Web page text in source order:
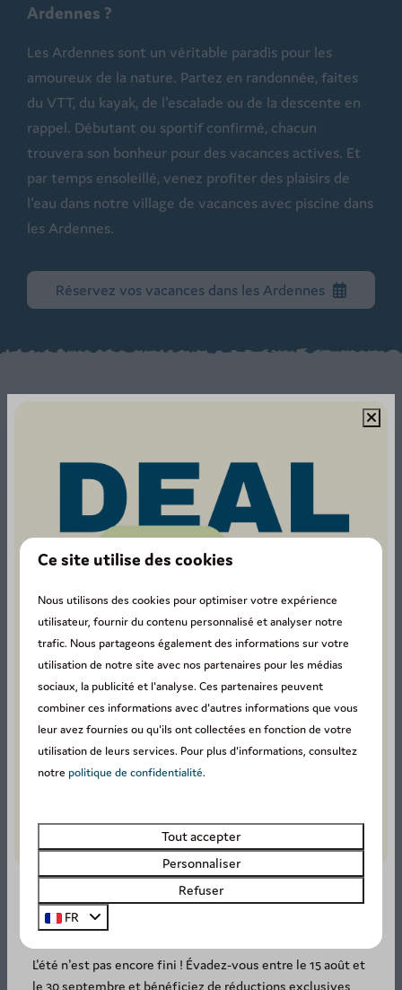
Ardennes ?
Les Ardennes sont un véritable paradis pour les
amoureux de la nature. Partez en randonnée, faites
du VTT, du kayak, de l'escalade ou de la descente en
rappel. Débutant ou sportif confirmé, chacun
trouvera son bonheur pour des vacances actives. Et
par temps ensoleillé, venez profiter des plaisirs de
l'eau dans notre village de vacances avec piscine dans
les Ardennes.
Réservez vos vacances dans les Ardennes
Piscine extérieure
Aire de jeux
Animations pendant les vacances
Bar avec terrasse
Balayez pour plus d'images →
SUMMER DEAL: -20%! ☀️
L'été n'est pas encore fini ! Évadez-vous entre le 15 août et
le 30 septembre et bénéficiez de réductions exclusives
Ce site utilise des cookies
Nous utilisons des cookies pour optimiser votre expérience
utilisateur, fournir du contenu personnalisé et analyser notre
trafic. Nous partageons également des informations sur votre
utilisation de notre site avec nos partenaires pour les médias
sociaux, la publicité et l'analyse. Ces partenaires peuvent
combiner ces informations avec d'autres informations que vous
leur avez fournies ou qu'ils ont collectées en fonction de votre
utilisation de leurs services. Pour plus d'informations, consultez
notre politique de confidentialité.
Tout accepter
Personnaliser
Refuser
FR